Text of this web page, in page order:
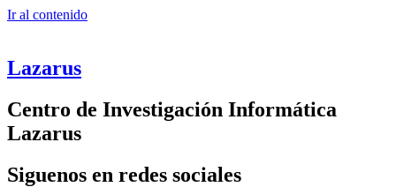
Ir al contenido
Lazarus
Centro de Investigación Informática
Lazarus
Siguenos en redes sociales